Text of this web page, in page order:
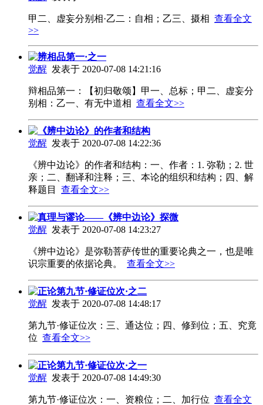
甲二、虚妄分别相·乙二：自相；乙三、摄相 查看全文
>>
辨相品第一·之一
觉醒 发表于 2020-07-08 14:21:16
辩相品第一：【初归敬颂】甲一、总标；甲二、虚妄分
别相：乙一、有无中道相 查看全文>>
《辨中边论》的作者和结构
觉醒 发表于 2020-07-08 14:22:36
《辨中边论》的作者和结构：一、作者：1. 弥勒；2. 世
亲；二、翻译和注释；三、本论的组织和结构；四、解
释题目 查看全文>>
真理与谬论——《辨中边论》探微
觉醒 发表于 2020-07-08 14:23:27
《辨中边论》是弥勒菩萨传世的重要论典之一，也是唯
识宗重要的依据论典。 查看全文>>
正论第九节·修证位次·之二
觉醒 发表于 2020-07-08 14:48:17
第九节·修证位次：三、通达位；四、修到位；五、究竟
位 查看全文>>
正论第九节·修证位次·之一
觉醒 发表于 2020-07-08 14:49:30
第九节·修证位次：一、资粮位；二、加行位 查看全文